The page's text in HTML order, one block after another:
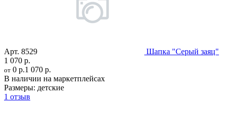
Арт. 8529
Шапка "Серый заяц"
1 070 р.
от 0 р.1 070 р.
В наличии на маркетплейсах
Размеры: детские
1 отзыв